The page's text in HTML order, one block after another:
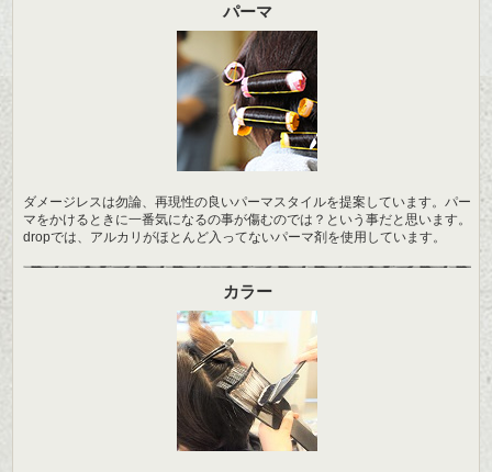
パーマ
ダメージレスは勿論、再現性の良いパーマスタイルを提案しています。パー
マをかけるときに一番気になるの事が傷むのでは？という事だと思います。
dropでは、アルカリがほとんど入ってないパーマ剤を使用しています。
カラー